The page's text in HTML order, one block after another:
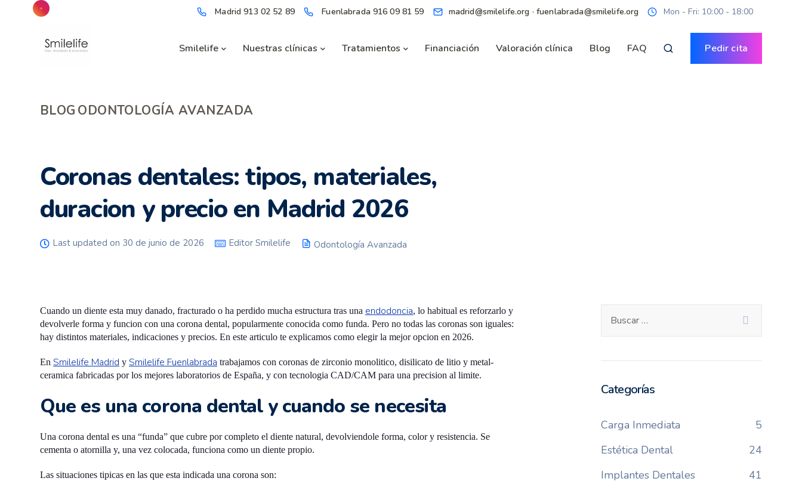
Madrid913 02 52 89 Fuenlabrada 916 09 81 59 madrid@smilelife.org · fuenlabrada@smilelife.org Mon - Fri: 10:00 - 18:00
Smilelife Nuestras clínicas Tratamientos Financiación Valoración clínica Blog FAQ Pedir cita
BLOG ODONTOLOGÍA AVANZADA
Coronas dentales: tipos, materiales,
duracion y precio en Madrid 2026
Last updated on 30 de junio de 2026 Editor Smilelife Odontología Avanzada
Cuando un diente esta muy danado, fracturado o ha perdido mucha estructura tras una endodoncia, lo habitual es reforzarlo y
devolverle forma y funcion con una corona dental, popularmente conocida como funda. Pero no todas las coronas son iguales:
hay distintos materiales, indicaciones y precios. En este articulo te explicamos como elegir la mejor opcion en 2026.
En Smilelife Madrid y Smilelife Fuenlabrada trabajamos con coronas de zirconio monolitico, disilicato de litio y metal-
ceramica fabricadas por los mejores laboratorios de España, y con tecnologia CAD/CAM para una precision al limite.
Que es una corona dental y cuando se necesita
Una corona dental es una “funda” que cubre por completo el diente natural, devolviendole forma, color y resistencia. Se
cementa o atornilla y, una vez colocada, funciona como un diente propio.
Las situaciones tipicas en las que esta indicada una corona son:
Categorías
Carga Inmediata
5
Estética Dental
24
Implantes Dentales
41